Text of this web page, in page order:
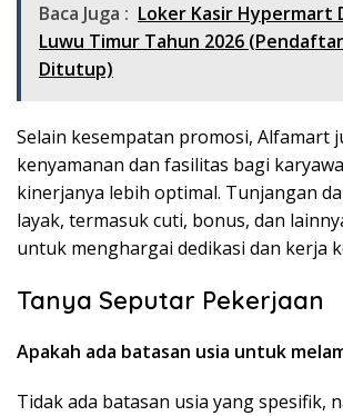
Baca Juga : Loker Kasir Hypermart
Luwu Timur Tahun 2026
Ditutup)
Selain kesempatan promosi, Alfamart
kenyamanan dan fasilitas bagi
kinerjanya lebih optimal. Tunjangan
layak, termasuk cuti, bonus, dan
untuk menghargai dedikasi dan kerja
Tanya Seputar Pekerjaan
Apakah ada batasan usia untuk
Tidak ada batasan usia yang spesifik,